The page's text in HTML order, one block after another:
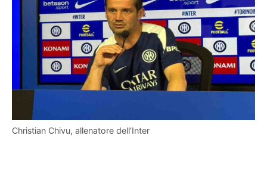
Christian Chivu, allenatore dell’Inter